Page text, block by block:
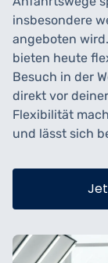
insbesondere
angeboten
bieten heute
Besuch in der
direkt vor
Flexibilität
und lässt sich